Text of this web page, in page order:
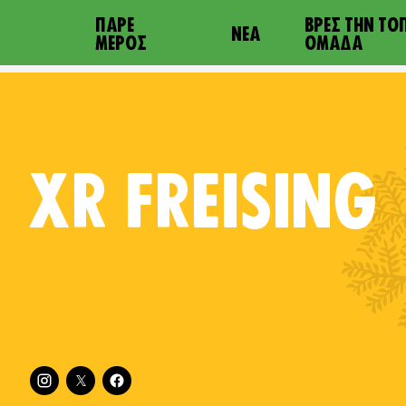
ΠΆΡΕ
ΜΈΡΟΣ
ΝΈΑ
ΒΡΕΣ ΤΗΝ
ΟΜΆΔΑ
XR FREISING
Follow XR Freising on